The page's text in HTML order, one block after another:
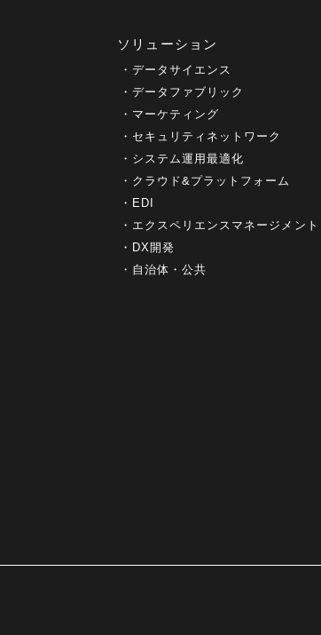
ソリューション
データサイエンス
データファブリック
マーケティング
セキュリティネットワーク
システム運用最適化
クラウド&プラットフォーム
EDI
エクスペリエンスマネージメント
DX開発
自治体・公共